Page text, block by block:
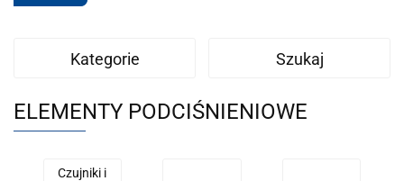
Kategorie Szukaj
ELEMENTY PODCIŚNIENIOWE
Czujniki i